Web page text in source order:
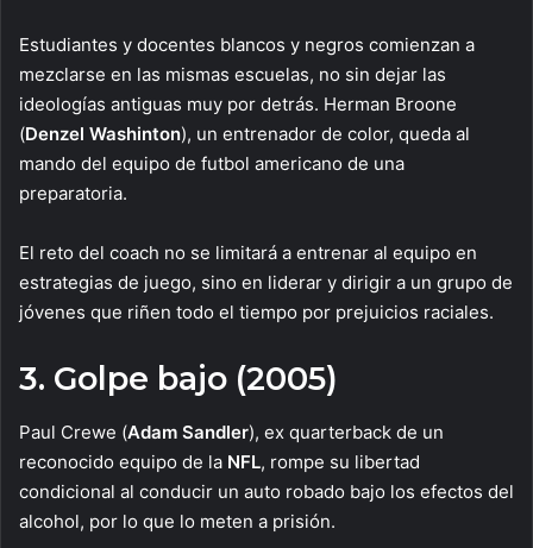
Estudiantes y docentes blancos y negros comienzan a
mezclarse en las mismas escuelas, no sin dejar las
ideologías antiguas muy por detrás. Herman Broone
(Denzel Washinton), un entrenador de color, queda al
mando del equipo de futbol americano de una
preparatoria.
El reto del coach no se limitará a entrenar al equipo en
estrategias de juego, sino en liderar y dirigir a un grupo de
jóvenes que riñen todo el tiempo por prejuicios raciales.
3. Golpe bajo (2005)
Paul Crewe (Adam Sandler), ex quarterback de un
reconocido equipo de la NFL, rompe su libertad
condicional al conducir un auto robado bajo los efectos del
alcohol, por lo que lo meten a prisión.